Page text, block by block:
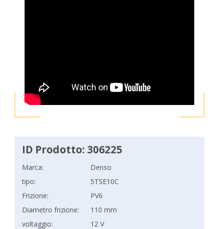
ID Prodotto: 306225
Marca:
Denso
tipo:
5TSE10C
Frizione:
PV6
Diametro frizione:
110 mm
voltaggio:
12 V